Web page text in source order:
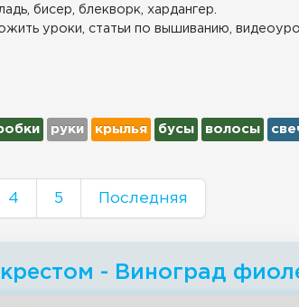
бисер, блекворк, хардангер.
уроки, статьи по вышиванию,
руки крылья бусы волосы
4 5 Последняя
- Виноград